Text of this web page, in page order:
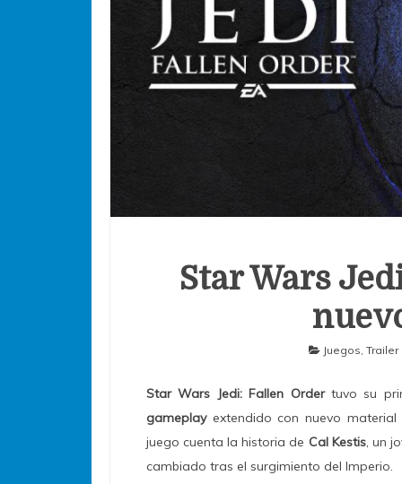
Star Wars
Juegos Trailer
Star Wars Jedi: Fallen Order tuvo su
gameplayextendido con nuevo
juego cuenta la historia de Cal Kestis, un
cambiado tras el surgimiento del Imperio.